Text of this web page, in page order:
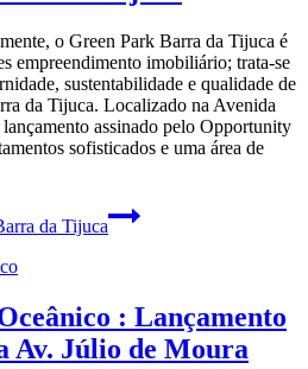
o Green Park Barra da Tijuca é
empreendimento imobiliário; trata-se
sustentabilidade e qualidade de
da Tijuca. Localizado na Avenida
assinado pelo Opportunity
sofisticados e uma área de
da Tijuca
: Lançamento
Av. Júlio de Moura